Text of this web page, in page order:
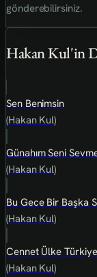
gönderebilirsiniz.
Hakan Kul'in
Sen Benimsin
(Hakan Kul)
Günahım Seni
(Hakan Kul)
Bu Gece Bir Başka
(Hakan Kul)
Cennet Ülke Türkiye
(Hakan Kul)